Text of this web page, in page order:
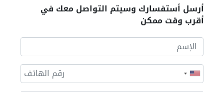
أرسل أستفسارك وسيتم التواصل معك في
أقرب وقت ممكن